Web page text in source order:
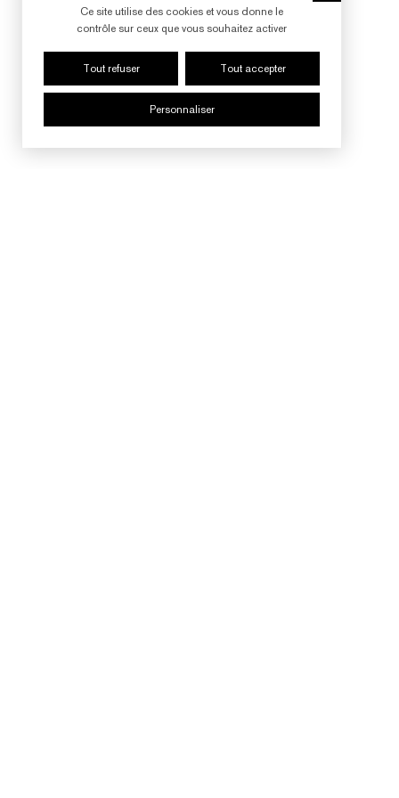
Ce site utilise des cookies et vous donne le
contrôle sur ceux que vous souhaitez activer
Tout accepter
Tout refuser
Personnaliser